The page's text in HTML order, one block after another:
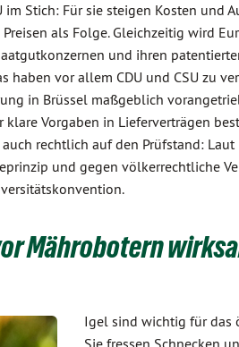
Stich: Für sie steigen Kosten und
als Folge. Gleichzeitig wird
und ihren
haben vor allem CDU und CSU zu
in Brüssel maßgeblich
Vorgaben in Lieferverträgen
rechtlich auf den Prüfstand: Laut
und gegen völkerrechtliche
Mährobotern
Igel sind wichtig für das
Sie fressen Schnecken